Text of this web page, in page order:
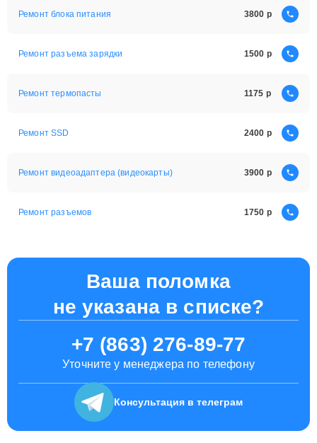
Ремонт блока питания 3800
Ремонт разъема зарядки 1500
Ремонт термопасты 1175
Ремонт SSD 2400
Ремонт видеоадаптера (видеокарты) 3900
Ремонт разъемов 1750
Ваша поломка
не указана в списке?
+7 (863) 276-89-77
Уточните у менеджера по телефону
Консультация в телеграм